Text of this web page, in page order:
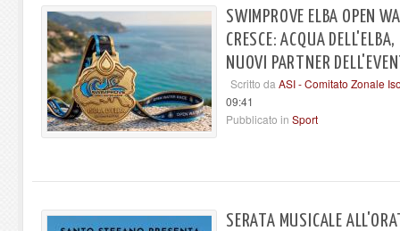
SWIMPROVE ELBA OPEN
CRESCE: ACQUA
NUOVI PARTNER
Scritto da ASI - Comitato Zonale
09:41
Pubblicato in Sport
SERATA MUSICALE